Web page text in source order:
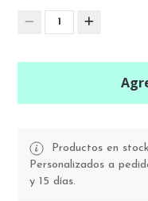
1
Productos en
Personalizados a
y 15 días.